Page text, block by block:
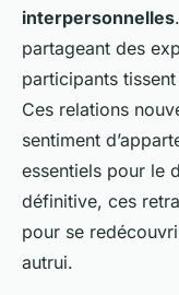
interpersonnelles
partageant des
participants
Ces relations
sentiment
essentiels pour le
définitive, ces
pour se
autrui.